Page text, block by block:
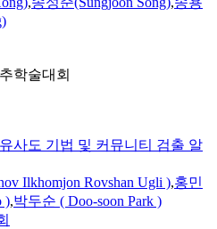
학술대회
사도 기법 및 커뮤니티 검출 알
Ilkhomjon Rovshan Ugli ),홍민
),박두순 ( Doo-soon Park )